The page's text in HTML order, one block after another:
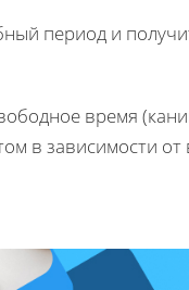
период и
время
в зависимости